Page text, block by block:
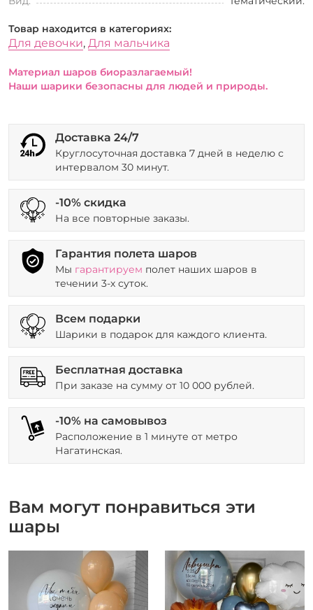
Товар находится в категориях:
Для девочки, Для мальчика
Материал шаров биоразлагаемый!
Наши шарики безопасны для людей и природы.
Доставка 24/7
Круглосуточная доставка 7 дней в неделю с
интервалом 30 минут.
-10% скидка
На все повторные заказы.
Гарантия полета шаров
Мы гарантируем полет наших шаров в
течении 3-х суток.
Всем подарки
Шарики в подарок для каждого клиента.
Бесплатная доставка
При заказе на сумму от 10 000 рублей.
-10% на самовывоз
Расположение в 1 минуте от метро
Нагатинская.
Вам могут понравиться эти
шары